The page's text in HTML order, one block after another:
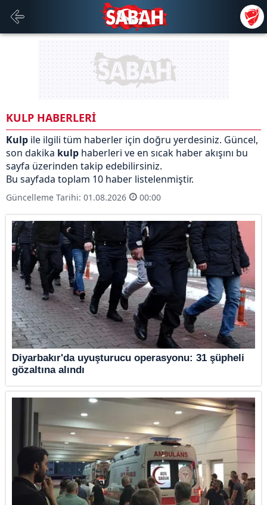
KULP HABERLERİ
Kulp ile ilgili tüm haberler için doğru yerdesiniz. Güncel,
son dakika kulp haberleri ve en sıcak haber akışını bu
sayfa üzerinden takip edebilirsiniz.
Bu sayfada toplam 10 haber listelenmiştir.
Güncelleme Tarihi: 01.08.2026 00:00
Diyarbakır'da uyuşturucu operasyonu: 31 şüpheli
gözaltına alındı